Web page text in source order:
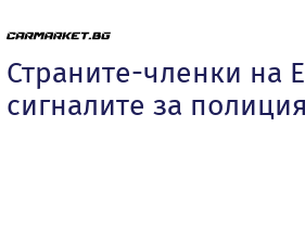
Страните-членки на
сигналите за